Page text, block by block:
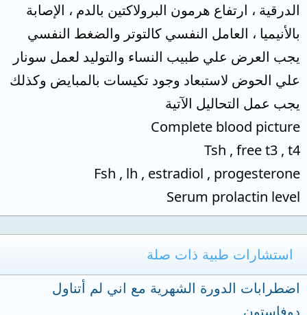
الدرقية ، ارتفاع هرمون البرولاكتين بالدم ، الإصابة
بالأنيميا ، العامل النفسي كالتوتر والضغط النفسي
يجب العرض علي طبيب النساء والتوليد لعمل سونار
علي الحوض لاستبعاد وجود تكيسات بالمبايض وكذلك
يجب عمل التحاليل الآتية
Complete blood picture
Tsh , free t3 , t4
Fsh , lh , estradiol , progesterone
Serum prolactin level
استشارات طبية ذات صلة
اضطرابات الدورة الشهرية مع اني لم أتناول
دوفاستون